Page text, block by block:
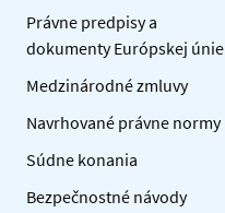
Právne predpisy a
dokumenty Európskej únie
Medzinárodné zmluvy
Navrhované právne normy
Súdne konania
Bezpečnostné návody